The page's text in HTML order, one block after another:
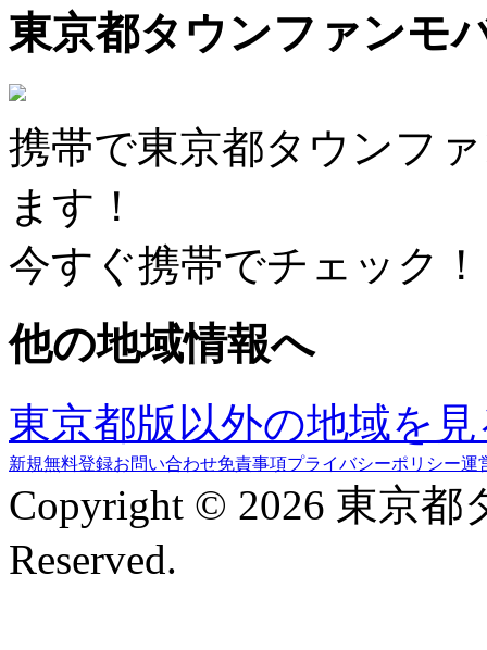
東京都タウンファンモ
携帯で東京都タウンフ
ます！
今すぐ携帯でチェック！
他の地域情報へ
東京都版以外の地域を
新規無料登録お問い合わせ免責事項プライバシーポリシー運
Copyright © 2026 東京
Reserved.